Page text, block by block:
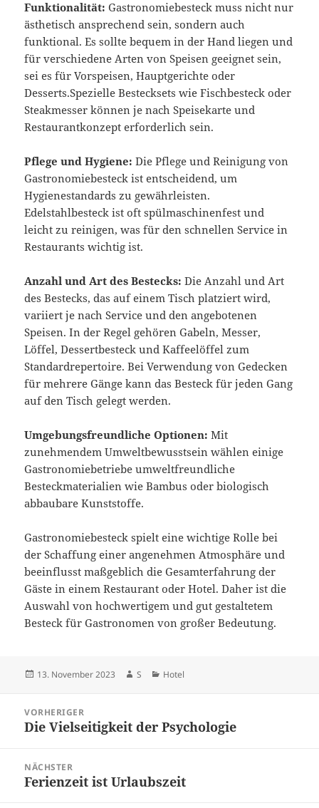
Funktionalität:Gastronomiebesteck muss nicht nur
ästhetisch ansprechend sein, sondern auch
funktional. Es sollte bequem in der Hand liegen und
für verschiedene Arten von Speisen geeignet sein,
sei es für Vorspeisen, Hauptgerichte oder
Desserts.Spezielle Bestecksets wie Fischbesteck oder
Steakmesser können je nach Speisekarte und
Restaurantkonzept erforderlich sein.
Pflege und Hygiene:Die Pflege und Reinigung von
Gastronomiebesteck ist entscheidend, um
Hygienestandards zu gewährleisten.
Edelstahlbesteck ist oft spülmaschinenfest und
leicht zu reinigen, was für den schnellen Service in
Restaurants wichtig ist.
Anzahl und Art des Bestecks:Die Anzahl und Art
des Bestecks, das auf einem Tisch platziert wird,
variiert je nach Service und den angebotenen
Speisen. In der Regel gehören Gabeln, Messer,
Löffel, Dessertbesteck und Kaffeelöffel zum
Standardrepertoire. Bei Verwendung von Gedecken
für mehrere Gänge kann das Besteck für jeden Gang
auf den Tisch gelegt werden.
Umgebungsfreundliche Optionen:Mit
zunehmendem Umweltbewusstsein wählen einige
Gastronomiebetriebe umweltfreundliche
Besteckmaterialien wie Bambus oder biologisch
abbaubare Kunststoffe.
Gastronomiebesteck spielt eine wichtige Rolle bei
der Schaffung einer angenehmen Atmosphäre und
beeinflusst maßgeblich die Gesamterfahrung der
Gäste in einem Restaurant oder Hotel. Daher ist die
Auswahl von hochwertigem und gut gestaltetem
Besteck für Gastronomen von großer Bedeutung.
Veröffentlicht
13. November 2023 Autor
S Kategorien
Hotel
VORHERIGER
Vorheriger
Die Vielseitigkeit der Psychologie
NÄCHSTER
Nächster
Ferienzeit ist Urlaubszeit